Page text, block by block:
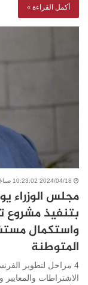
أكمل القراءة »
2024/04/18 10:23:02 صباحًا
مجلس الوزراء
بتنفيذ مشروع
واستكمال
المتوطنة
4 مراحل لتطوير
الاشتراطات والمعايير